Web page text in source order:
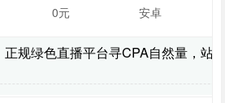
0元 安卓
正规绿色直播平台寻CPA自然量，